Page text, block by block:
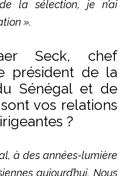
la sélection, je n’ai
».
Seck, chef
président de la
Sénégal et de
vos relations
?
à des années-lumière
aujourd’hui. Nous